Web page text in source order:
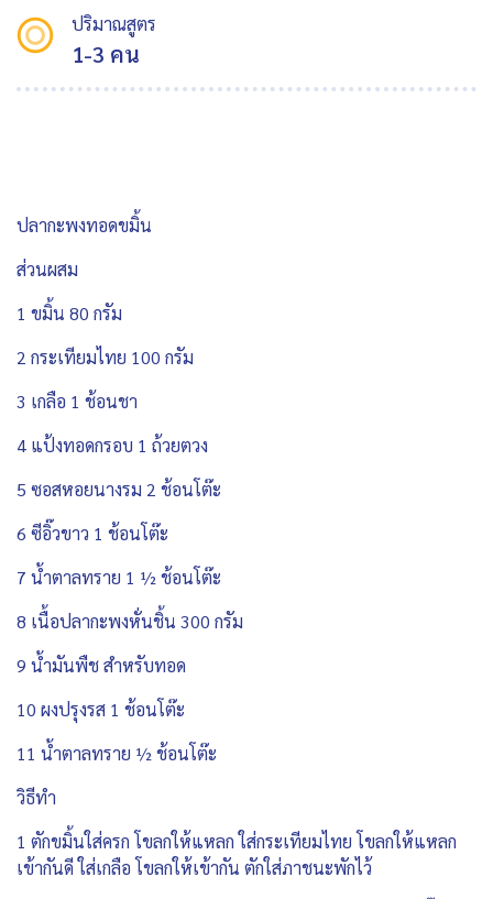
ปริมาณสูตร
1-3 คน
ปลากะพงทอดขมิ้น
ส่วนผสม
1 ขมิ้น 80 กรัม
2 กระเทียมไทย 100 กรัม
3 เกลือ 1 ช้อนชา
4 แป้งทอดกรอบ 1 ถ้วยตวง
5 ซอสหอยนางรม 2 ช้อนโต๊ะ
6 ซีอิ๊วขาว 1 ช้อนโต๊ะ
7 น้ำตาลทราย 1 ½ ช้อนโต๊ะ
8 เนื้อปลากะพงหั่นชิ้น 300 กรัม
9 น้ำมันพืช สำหรับทอด
10 ผงปรุงรส 1 ช้อนโต๊ะ
11 น้ำตาลทราย ½ ช้อนโต๊ะ
วิธีทำ
1 ตักขมิ้นใส่ครก โขลกให้แหลก ใส่กระเทียมไทย โขลกให้แหลก
เข้ากันดี ใส่เกลือ โขลกให้เข้ากัน ตักใส่ภาชนะพักไว้